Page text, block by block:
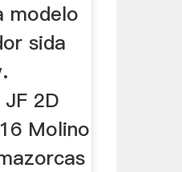
modelo
sida
JF 2D
Molino